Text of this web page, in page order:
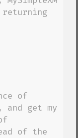
returning
of
and get my
of the